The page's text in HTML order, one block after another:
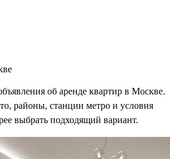
об аренде квартир в Москве.
районы, станции метро и условия
выбрать подходящий вариант.